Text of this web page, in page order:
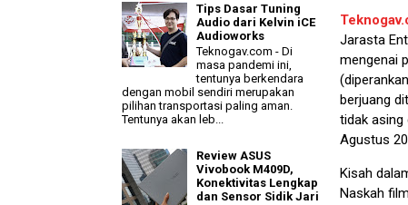
Jarasta
mengenai
berjuang
tidak asing
Agustus
Kisah
Naskah
Tips Dasar Tuning
Audio dari Kelvin iCE
Audioworks
Teknogav.com - Di
masa pandemi ini,
tentunya berkendara
dengan mobil sendiri merupakan
pilihan transportasi paling aman.
Tentunya akan leb...
Review ASUS
Vivobook M409D,
Konektivitas Lengkap
dan Sensor Sidik Jari